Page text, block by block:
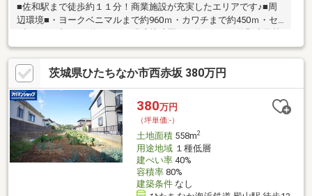
■佐和駅まで徒歩約１１分！商業施設が充実したエリアです♪■周
辺環境■・ヨークベニマルまで約960ｍ・カワチまで約450ｍ・セ
まで約1890ｍ・佐野中学校まで約2580ｍ◆新サービス・マイホー
ムカウンター◆土地探しと同時に、お客様が気になるハウスメー
カーや建築業者様を無料でご相談いただけます！また当社にて建
築担当営業様もご紹介いたします！お気軽にご相談ください♪
茨城県ひたちなか市西赤坂 380万円
380万円
（坪単価:-）
土地面積558m2
用途地域１種低層
建ぺい率40%
容積率80%
建築条件なし